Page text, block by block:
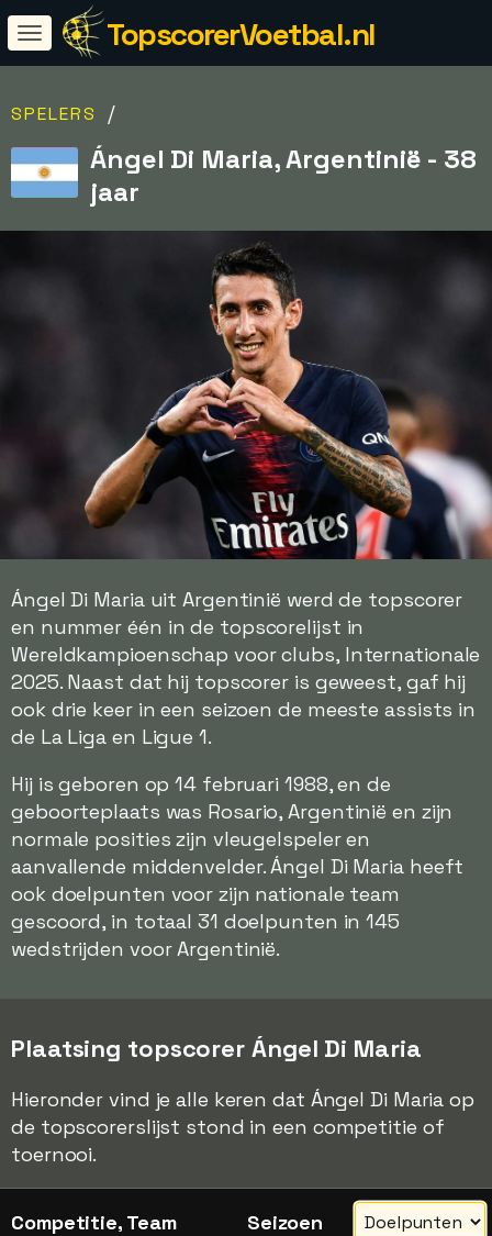
TopscorerVoetbal.nl
SPELERS /
Ángel Di Maria, Argentinië - 38
jaar
Ángel Di Maria uit Argentinië werd de topscorer
en nummer één in de topscorelijst in
Wereldkampioenschap voor clubs, Internationale
2025. Naast dat hij topscorer is geweest, gaf hij
ook drie keer in een seizoen de meeste assists in
de La Liga en Ligue 1.
Hij is geboren op 14 februari 1988, en de
geboorteplaats was Rosario, Argentinië en zijn
normale posities zijn vleugelspeler en
aanvallende middenvelder. Ángel Di Maria heeft
ook doelpunten voor zijn nationale team
gescoord, in totaal 31 doelpunten in 145
wedstrijden voor Argentinië.
Plaatsing topscorer Ángel Di Maria
Hieronder vind je alle keren dat Ángel Di Maria op
de topscorerslijst stond in een competitie of
toernooi.
Competitie, Team Seizoen